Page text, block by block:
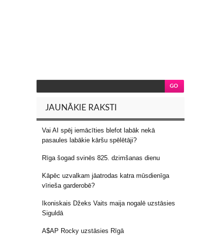
JAUNĀKIE RAKSTI
Vai AI spēj iemācīties blefot labāk nekā
pasaules labākie kāršu spēlētāji?
Rīga šogad svinēs 825. dzimšanas dienu
Kāpēc uzvalkam jāatrodas katra mūsdienīga
vīrieša garderobē?
Ikoniskais Džeks Vaits maija nogalē uzstāsies
Siguldā
A$AP Rocky uzstāsies Rīgā